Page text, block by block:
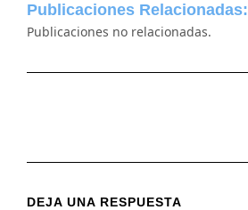
Publicaciones Relacionadas:
Publicaciones no relacionadas.
DEJA UNA RESPUESTA